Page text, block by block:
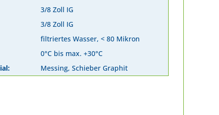
3/8 Zoll IG
3/8 Zoll IG
filtriertes Wasser, < 80 Mikron
0°C bis max. +30°C
Messing, Schieber Graphit